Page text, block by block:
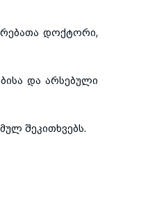
დოქტორი,
და არსებული
შეკითხვებს.